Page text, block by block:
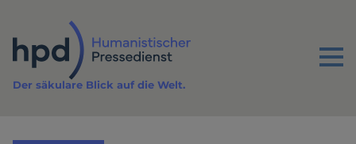
Inhalt
Menu
Der säkulare Blick auf die Welt.